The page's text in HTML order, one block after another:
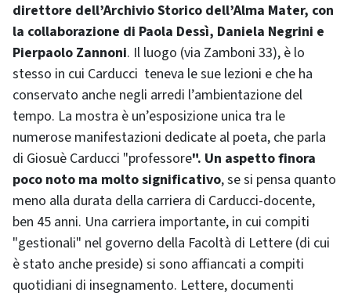
direttore dell’Archivio Storico dell’Alma Mater, con
la collaborazione di Paola Dessì, Daniela Negrini e
Pierpaolo Zannoni. Il luogo (via Zamboni 33), è lo
stesso in cui Carducci teneva le sue lezioni e che ha
conservato anche negli arredi l’ambientazione del
tempo. La mostra è un’esposizione unica tra le
numerose manifestazioni dedicate al poeta, che parla
di Giosuè Carducci "professore". Un aspetto finora
poco noto ma molto significativo, se si pensa quanto
meno alla durata della carriera di Carducci-docente,
ben 45 anni. Una carriera importante, in cui compiti
"gestionali" nel governo della Facoltà di Lettere (di cui
è stato anche preside) si sono affiancati a compiti
quotidiani di insegnamento. Lettere, documenti